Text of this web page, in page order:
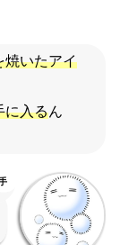
焼いたアイ
に入るん